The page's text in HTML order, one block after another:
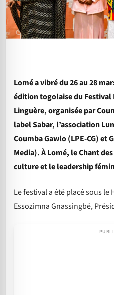
Lomé a vibré du 26 au 28
édition togolaise du
Linguère, organisée par
label Sabar, l’association
Coumba Gawlo (LPE-CG) et
Media). À Lomé, le Chant
culture et le leadership
Le festival a été placé sous le
Essozimna Gnassingbé,